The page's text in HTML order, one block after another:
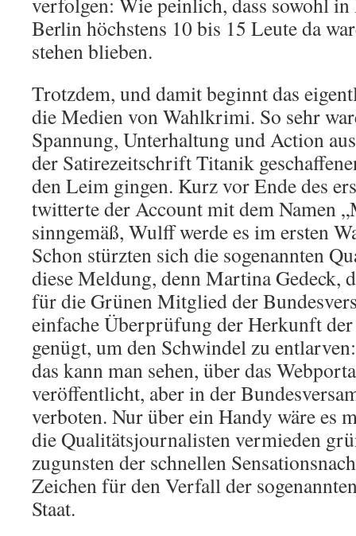
Berlin höchstens 10 bis 15 Leute da
stehen blieben.
Trotzdem, und damit beginnt das
die Medien von Wahlkrimi. So sehr
Spannung, Unterhaltung und Action
der Satirezeitschrift Titanik
den Leim gingen. Kurz vor Ende des
twitterte der Account mit dem Namen
sinngemäß, Wulff werde es im ersten
Schon stürzten sich die sogenannten
diese Meldung, denn Martina Gedeck,
für die Grünen Mitglied der
einfache Überprüfung der Herkunft
genügt, um den Schwindel zu
das kann man sehen, über das
veröffentlicht, aber in der
verboten. Nur über ein Handy wäre es
die Qualitätsjournalisten vermieden
zugunsten der schnellen
Zeichen für den Verfall der
Staat.